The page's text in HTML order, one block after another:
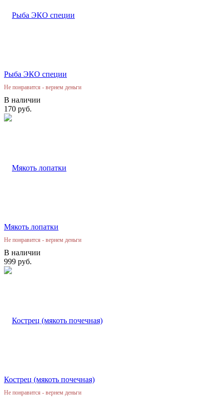
Рыба ЭКО специи
Не понравится - вернем деньги
В наличии
170 руб.
Мякоть лопатки
Не понравится - вернем деньги
В наличии
999 руб.
Кострец (мякоть почечная)
Не понравится - вернем деньги